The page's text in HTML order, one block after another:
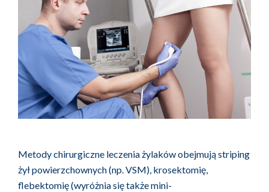
Metody chirurgiczne leczenia żylaków obejmują striping
żył powierzchownych (np. VSM), krosektomię,
flebektomię (wyróżnia się także mini-